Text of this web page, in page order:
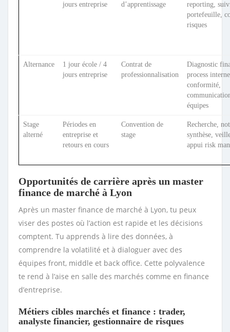
jours entreprise d’apprentissage
reporting,
portefeuille,
risques
Alternance
1 jour école / 4
jours entreprise
Contrat de
professionnalisation
Diagnostic
process
conformité,
équipes
Stage
alterné
Périodes en
entreprise et
retours en cours
Convention de
stage
Recherche,
synthèse,
appui risk
Opportunités de carrière après un master
finance de marché à Lyon
Après un master finance de marché à Lyon, tu peux
viser des postes où l’action est rapide et les décisions
comptent. Tu apprends à lire des données, à
comprendre la volatilité et à dialoguer avec des
équipes front, middle et back office. Cette polyvalence
te rend à l’aise en salle des marchés comme en finance
d’entreprise.
Métiers cibles marchés et finance : trader,
analyste financier, gestionnaire de risques